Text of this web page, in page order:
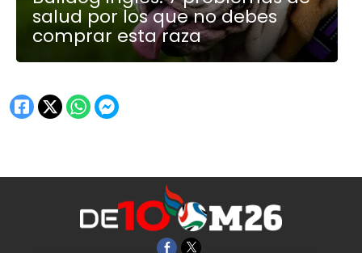
salud por los que no debes
comprar esta raza